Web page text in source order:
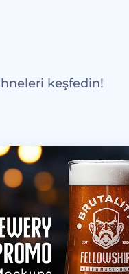
keşfedin!